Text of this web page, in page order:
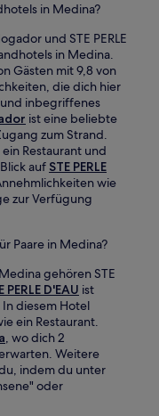
in Medina?
und STE PERLE
in Medina.
Gästen mit 9,8 von
die dich hier
inbegriffenes
ist eine beliebte
zum Strand.
Restaurant und
auf STE PERLE
wie
zur Verfügung
Paare in Medina?
gehören STE
PERLE D'EAU ist
diesem Hotel
ein Restaurant.
, wo dich 2
Weitere
indem du unter
oder